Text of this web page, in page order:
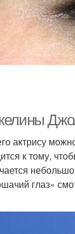
актрису
к тому,
глаз»